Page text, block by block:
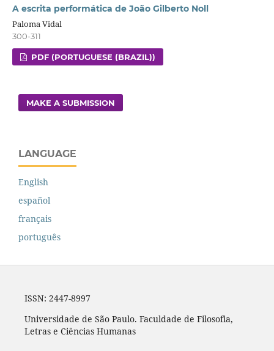
A escrita performática de João Gilberto Noll
Paloma Vidal
300-311
PDF (PORTUGUESE (BRAZIL))
MAKE A SUBMISSION
LANGUAGE
English
español
français
português
ISSN: 2447-8997
Universidade de São Paulo. Faculdade de Filosofia,
Letras e Ciências Humanas